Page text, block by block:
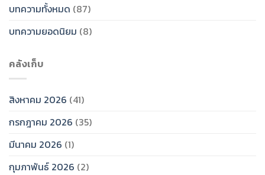
บทความทั้งหมด (87)
บทความยอดนิยม (8)
คลังเก็บ
สิงหาคม 2026 (41)
กรกฎาคม 2026 (35)
มีนาคม 2026 (1)
กุมภาพันธ์ 2026 (2)